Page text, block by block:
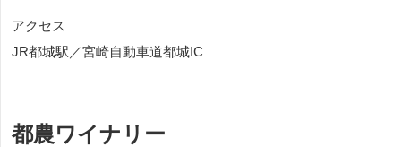
アクセス
JR都城駅／宮崎自動車道都城IC
都農ワイナリー